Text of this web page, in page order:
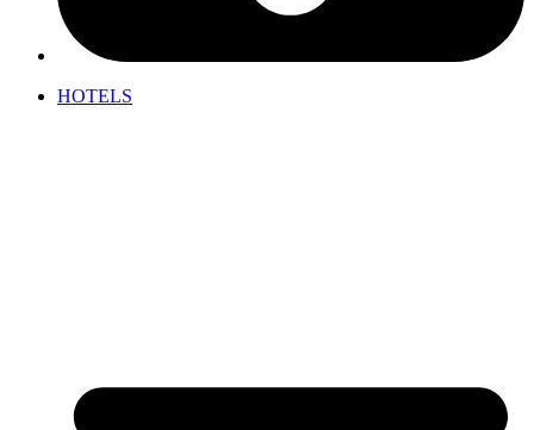
HOTELS